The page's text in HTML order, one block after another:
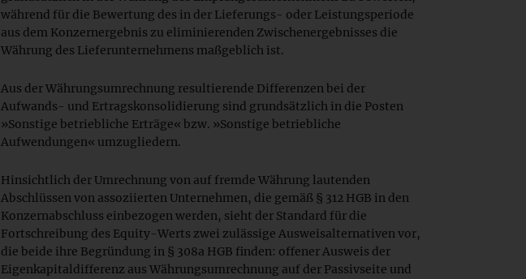
während für die Bewertung des in der Lieferungs- oder Leistungsperiode
aus dem Konzernergebnis zu eliminierenden Zwischenergebnisses die
Währung des Lieferunternehmens maßgeblich ist.
Aus der Währungsumrechnung resultierende Differenzen bei der
Aufwands- und Ertragskonsolidierung sind grundsätzlich in die Posten
»Sonstige betriebliche Erträge« bzw. »Sonstige betriebliche
Aufwendungen« umzugliedern.
Hinsichtlich der Umrechnung von auf fremde Währung lautenden
Abschlüssen von assoziierten Unternehmen, die gemäß § 312 HGB in den
Konzernabschluss einbezogen werden, sieht der Standard für die
Fortschreibung des Equity-Werts zwei zulässige Ausweisalternativen vor,
die beide ihre Begründung in § 308a HGB finden: offener Ausweis der
Eigenkapitaldifferenz aus Währungsumrechnung auf der Passivseite und